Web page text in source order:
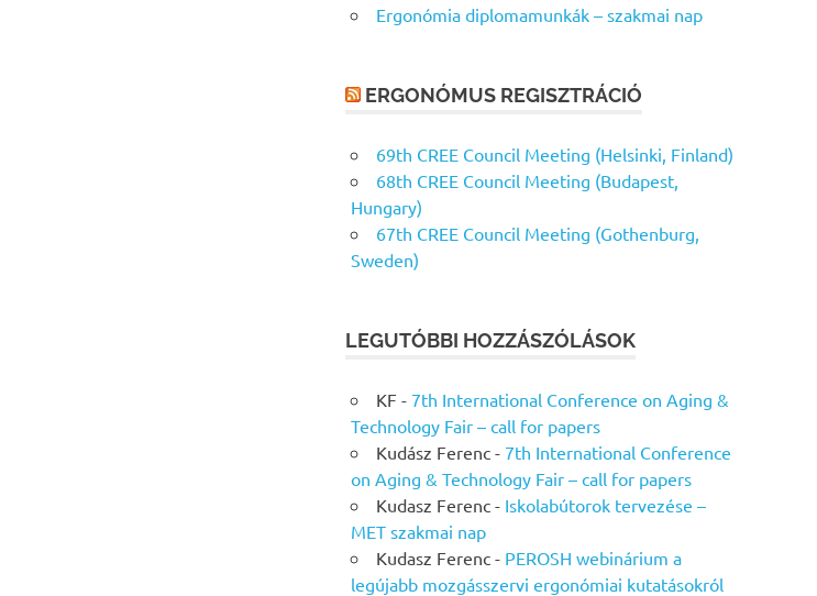
Ergonómia diplomamunkák – szakmai nap
ERGONÓMUS REGISZTRÁCIÓ
69th CREE Council Meeting (Helsinki, Finland)
68th CREE Council Meeting (Budapest,
Hungary)
67th CREE Council Meeting (Gothenburg,
Sweden)
LEGUTÓBBI HOZZÁSZÓLÁSOK
KF - 7th International Conference on Aging &
Technology Fair – call for papers
Kudász Ferenc - 7th International Conference
on Aging & Technology Fair – call for papers
Kudasz Ferenc - Iskolabútorok tervezése –
MET szakmai nap
Kudasz Ferenc - PEROSH webinárium a
legújabb mozgásszervi ergonómiai kutatásokról